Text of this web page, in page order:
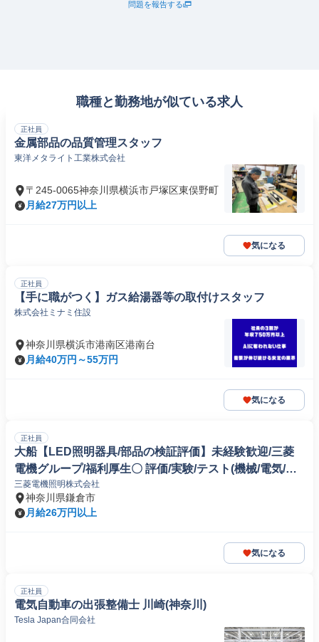
問題を報告する
職種と勤務地が似ている求人
正社員
⾦属部品の品質管理スタッフ
東洋メタライト工業株式会社
〒245-0065神奈川県横浜市戸塚区東俣野町
月給27万円以上
気になる
正社員
【手に職がつく】ガス給湯器等の取付けスタッフ
株式会社ミナミ住設
神奈川県横浜市港南区港南台
月給40万円～55万円
気になる
正社員
大船【LED照明器具/部品の検証評価】未経験歓迎/三菱
電機グループ/福利厚生〇 評価/実験/テスト(機械/電気/電
子製品専門職)
三菱電機照明株式会社
神奈川県鎌倉市
月給26万円以上
気になる
正社員
電気自動車の出張整備士 川崎(神奈川)
Tesla Japan合同会社